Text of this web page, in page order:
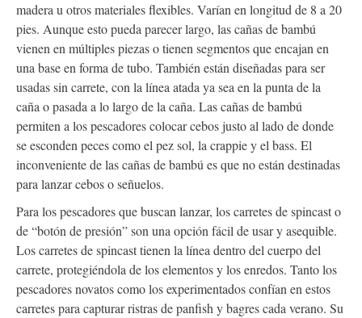
madera u otros materiales flexibles. Varían en longitud de 8 a 20
pies. Aunque esto pueda parecer largo, las cañas de bambú
vienen en múltiples piezas o tienen segmentos que encajan en
una base en forma de tubo. También están diseñadas para ser
usadas sin carrete, con la línea atada ya sea en la punta de la
caña o pasada a lo largo de la caña. Las cañas de bambú
permiten a los pescadores colocar cebos justo al lado de donde
se esconden peces como el pez sol, la crappie y el bass. El
inconveniente de las cañas de bambú es que no están destinadas
para lanzar cebos o señuelos.
Para los pescadores que buscan lanzar, los carretes de spincast o
de “botón de presión” son una opción fácil de usar y asequible.
Los carretes de spincast tienen la línea dentro del cuerpo del
carrete, protegiéndola de los elementos y los enredos. Tanto los
pescadores novatos como los experimentados confían en estos
carretes para capturar ristras de panfish y bagres cada verano. Su